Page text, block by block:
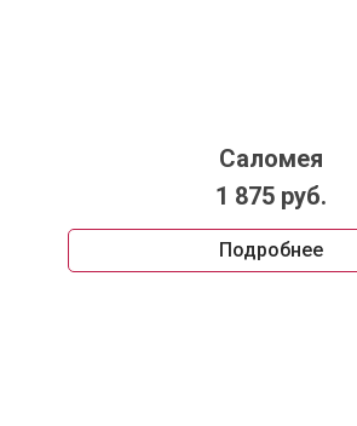
Саломея
1 875 руб.
Подробнее